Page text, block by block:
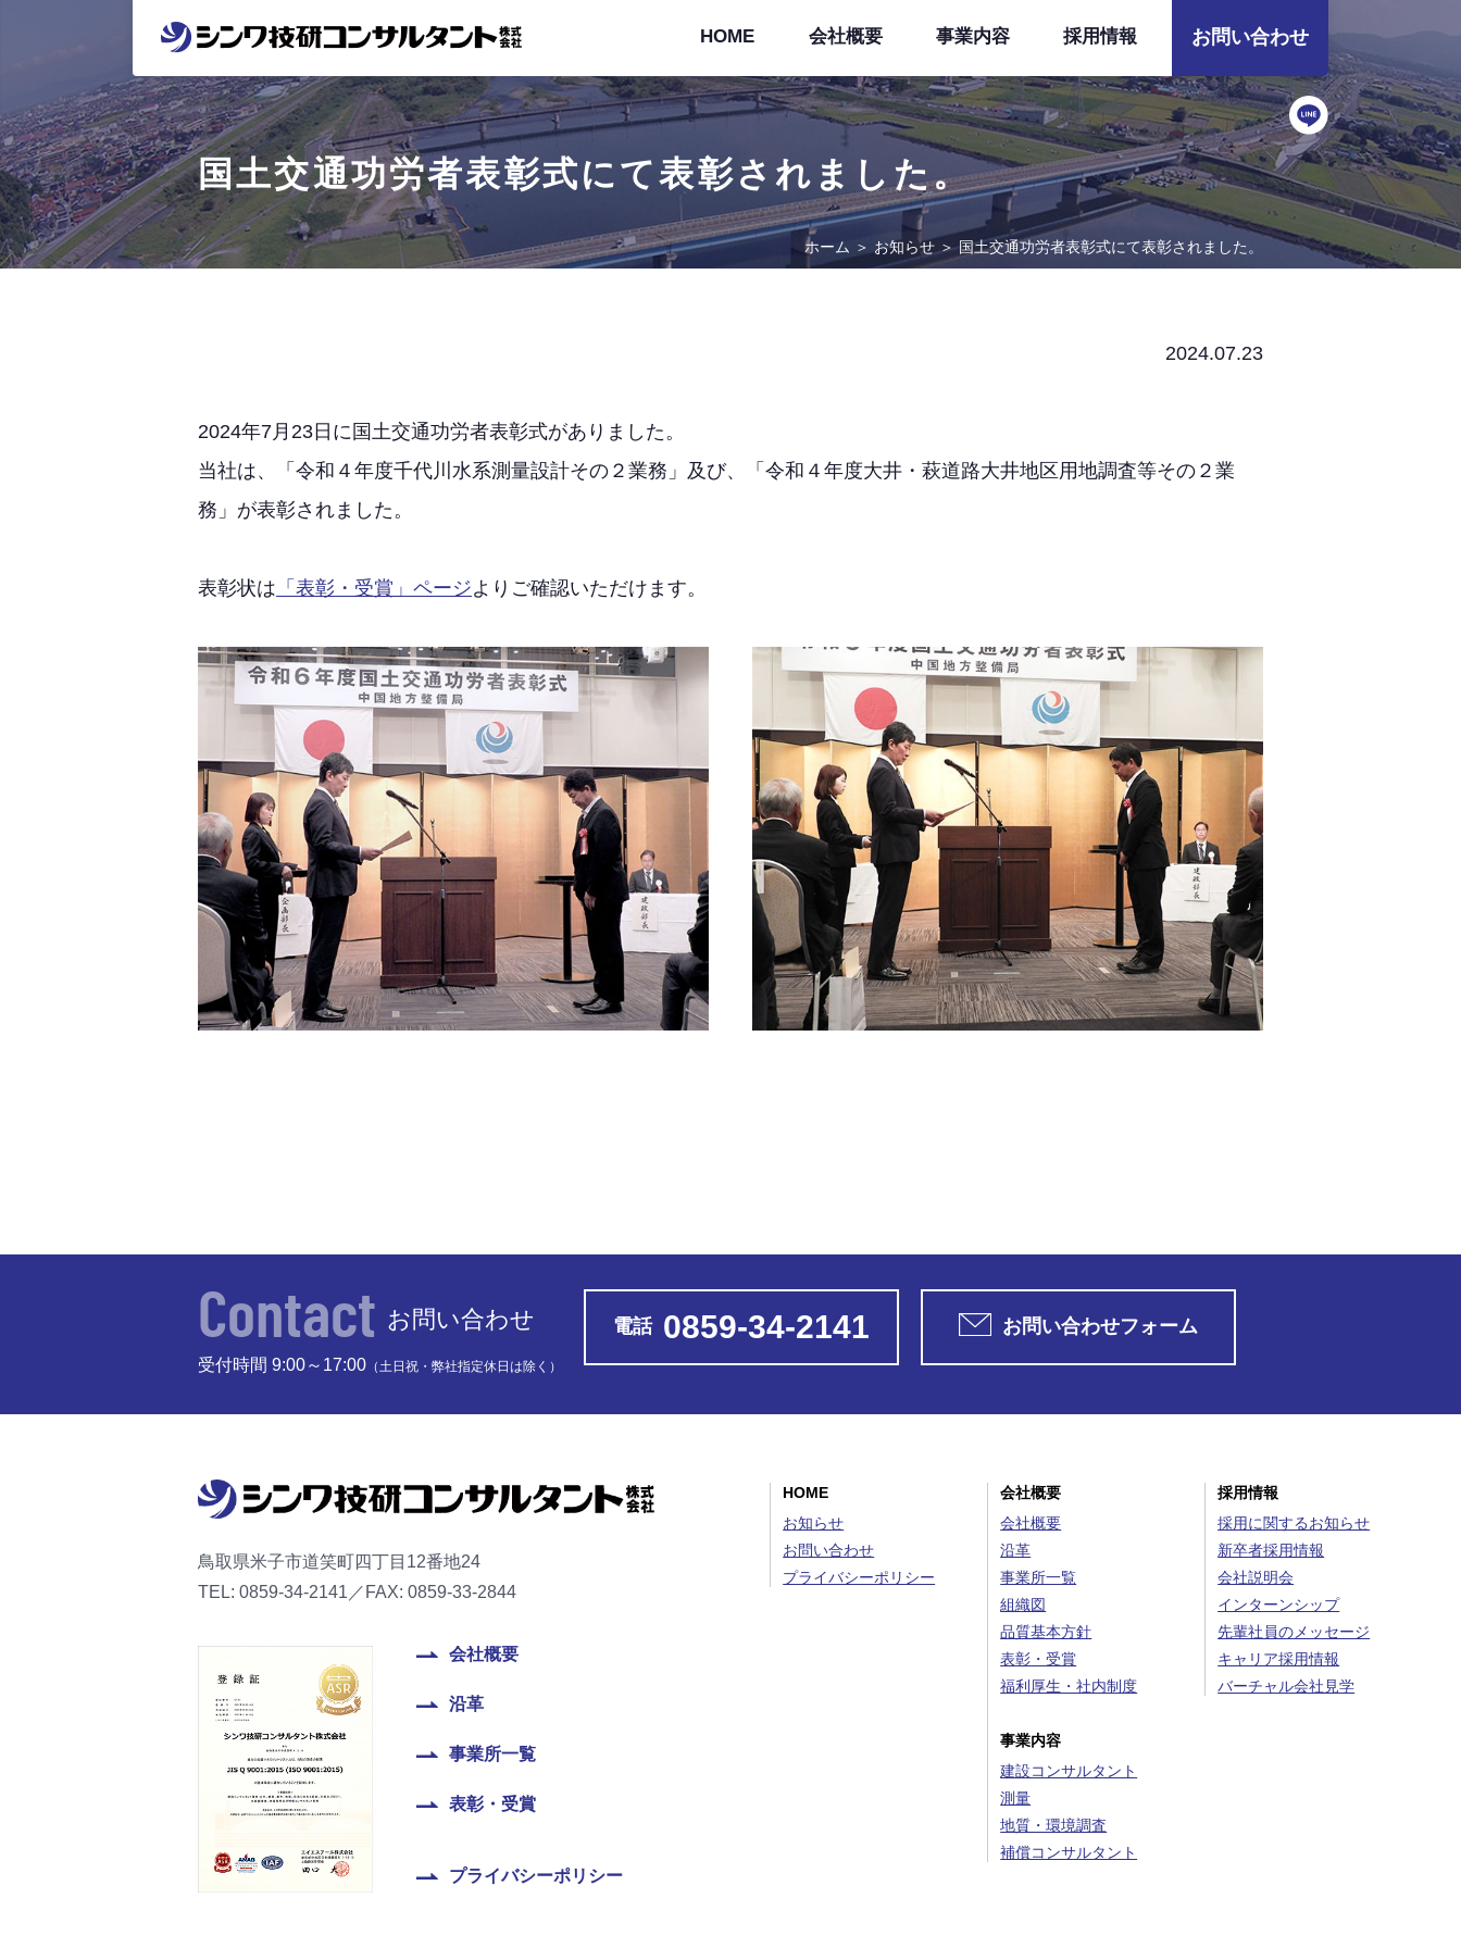
HOME 会社概要 事業内容 採用情報 お問い合わせ
国土交通功労者表彰式にて表彰されました。
ホーム ＞ お知らせ ＞国土交通功労者表彰式にて表彰されました。
2024.07.23
2024年7月23日に国土交通功労者表彰式がありました。
当社は、「令和４年度千代川水系測量設計その２業務」及び、「令和４年度大井・萩道路大井地区用地調査等その２業
務」が表彰されました。
表彰状は 「表彰・受賞」ページよりご確認いただけます。
Contact お問い合わせ
受付時間 9:00～17:00 （土日祝・弊社指定休日は除く）
電話 0859-34-2141 お問い合わせフォーム
鳥取県米子市道笑町四丁目12番地24
TEL: 0859-34-2141／FAX: 0859-33-2844
会社概要
沿革
事業所一覧
表彰・受賞
プライバシーポリシー
HOME
お知らせ
お問い合わせ
プライバシーポリシー
会社概要
会社概要
沿革
事業所一覧
組織図
品質基本方針
表彰・受賞
福利厚生・社内制度
事業内容
建設コンサルタント
測量
地質・環境調査
補償コンサルタント
採用情報
採用に関するお知らせ
新卒者採用情報
会社説明会
インターンシップ
先輩社員のメッセージ
キャリア採用情報
バーチャル会社見学